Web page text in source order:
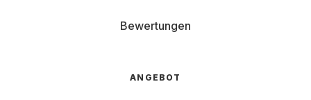
Bewertungen
ANGEBOT